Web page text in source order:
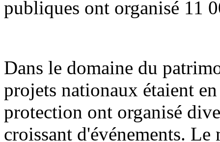
publiques ont organisé 11
Dans le domaine du
projets nationaux étaient
protection ont organisé
croissant d'événements.